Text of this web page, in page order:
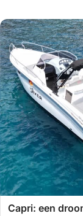
Capri: een